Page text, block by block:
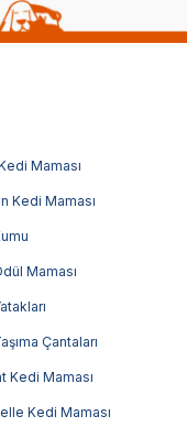
Maması
Kedi Maması
Maması
Çantaları
Kedi Maması
Kedi Maması